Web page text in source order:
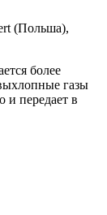
(Польша),
более
газы
и передает в